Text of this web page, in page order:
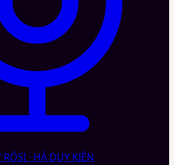
RÔSI · HÀ DUY KIÊN